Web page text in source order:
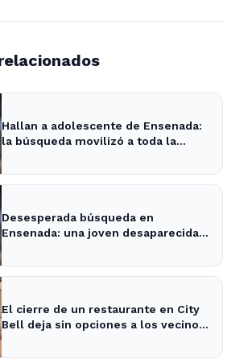
Hallan a adolescente de Ensenada:
la búsqueda movilizó a toda la
Desesperada búsqueda en
Ensenada: una joven desaparecida
El cierre de un restaurante en City
Bell deja sin opciones a los vecinos